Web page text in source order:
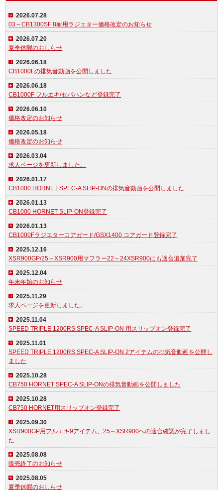
2026.07.28
03～CB1300SF 8耐用ラジエター価格改定のお知らせ
2026.07.20
夏季休暇のおしらせ
2026.06.18
CB1000Fの排気音動画を公開しました
2026.06.18
CB1000F フルエキ/セパハンなど登録完了
2026.06.10
価格改定のお知らせ
2026.05.18
価格改定のお知らせ
2026.03.04
求人ページを更新しました。
2026.01.17
CB1000 HORNET SPEC-A SLIP-ONの排気音動画を公開しました
2026.01.13
CB1000 HORNET SLIP-ON登録完了
2026.01.13
CB1000Fラジエターコアガード/GSX1400 コアガード登録完了
2025.12.16
XSR900GP/25～XSR900用マフラー22～24XSR900にも適合追加完了
2025.12.04
年末年始のお知らせ
2025.11.29
求人ページを更新しました。
2025.11.04
SPEED TRIPLE 1200RS SPEC-A SLIP-ON 用スリップオン登録完了
2025.11.01
SPEED TRIPLE 1200RS SPEC-A SLIP-ON 2アイテムの排気音動画を公開し
ました
2025.10.28
CB750 HORNET SPEC-A SLIP-ONの排気音動画を公開しました
2025.10.28
CB750 HORNET用スリップオン登録完了
2025.09.30
XSR900GP用フルエキ9アイテム、25～XSR900への適合確認が完了しまし
た
2025.08.08
販売終了のお知らせ
2025.08.05
夏季休暇のおしらせ